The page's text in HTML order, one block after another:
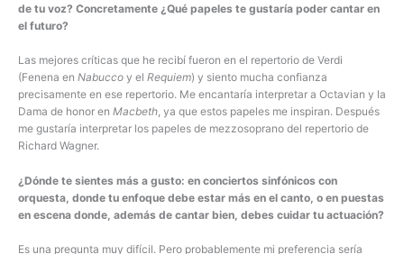
de tu voz? Concretamente ¿Qué papeles te gustaría poder cantar en
el futuro?
Las mejores críticas que he recibí fueron en el repertorio de Verdi
(Fenena en Nabucco y el Requiem) y siento mucha confianza
precisamente en ese repertorio. Me encantaría interpretar a Octavian y la
Dama de honor en Macbeth, ya que estos papeles me inspiran. Después
me gustaría interpretar los papeles de mezzosoprano del repertorio de
Richard Wagner.
¿Dónde te sientes más a gusto: en conciertos sinfónicos con
orquesta, donde tu enfoque debe estar más en el canto, o en puestas
en escena donde, además de cantar bien, debes cuidar tu actuación?
Es una pregunta muy difícil. Pero probablemente mi preferencia sería